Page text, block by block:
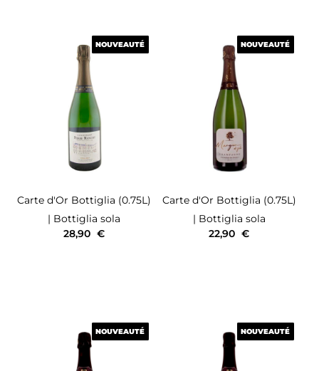
NOUVEAUTÉ
Carte d'Or Bottiglia (0.75L)
| Bottiglia sola
NOUVEAUTÉ
28,90 €
NOUVEAUTÉ
Carte d'Or Bottiglia (0.75L)
| Bottiglia sola
NOUVEAUTÉ
22,90 €
NOUVEAUTÉ
NOUVEAUTÉ NOUVEAUTÉ
NOUVEAUTÉ